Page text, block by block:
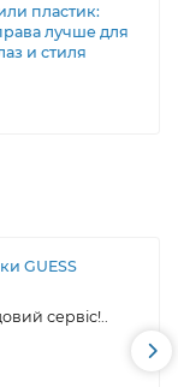
пластик:
лучше для
и стиля
GUESS
сервіс!..